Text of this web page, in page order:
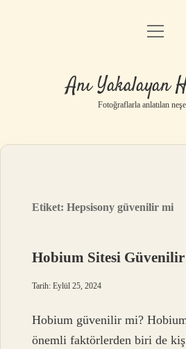
Anasayfa
Yasal Uyarı
menüyü
Anı Yakalayan
Fotoğraflarla anlatılan
Etiket:Hepsisony güvenilir mi
Hobium Sitesi
Tarih: Eylül 25, 2024
Hobium güvenilir mi?
önemli faktörlerden biri de